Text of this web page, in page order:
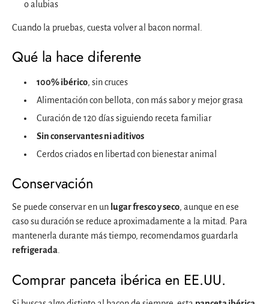
o alubias
Cuando la pruebas, cuesta volver al bacon normal.
Qué la hace diferente
100% ibérico, sin cruces
Alimentación con bellota, con más sabor y mejor grasa
Curación de 120 días siguiendo receta familiar
Sin conservantes ni aditivos
Cerdos criados en libertad con bienestar animal
Conservación
Se puede conservar en un lugar fresco y seco, aunque en ese
caso su duración se reduce aproximadamente a la mitad. Para
mantenerla durante más tiempo, recomendamos guardarla
refrigerada
Comprar panceta ibérica en EE.UU.